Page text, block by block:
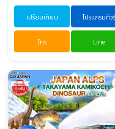
เปรียบเทียบ โปรแกรมทัวร์
โทร Line